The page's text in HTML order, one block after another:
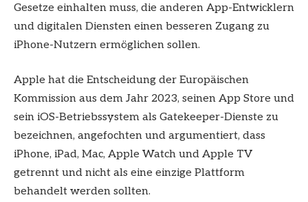
Gesetze einhalten muss, die anderen App-Entwicklern
und digitalen Diensten einen besseren Zugang zu
iPhone-Nutzern ermöglichen sollen.
Apple hat die Entscheidung der Europäischen
Kommission aus dem Jahr 2023, seinen App Store und
sein iOS-Betriebssystem als Gatekeeper-Dienste zu
bezeichnen, angefochten und argumentiert, dass
iPhone, iPad, Mac, Apple Watch und Apple TV
getrennt und nicht als eine einzige Plattform
behandelt werden sollten.